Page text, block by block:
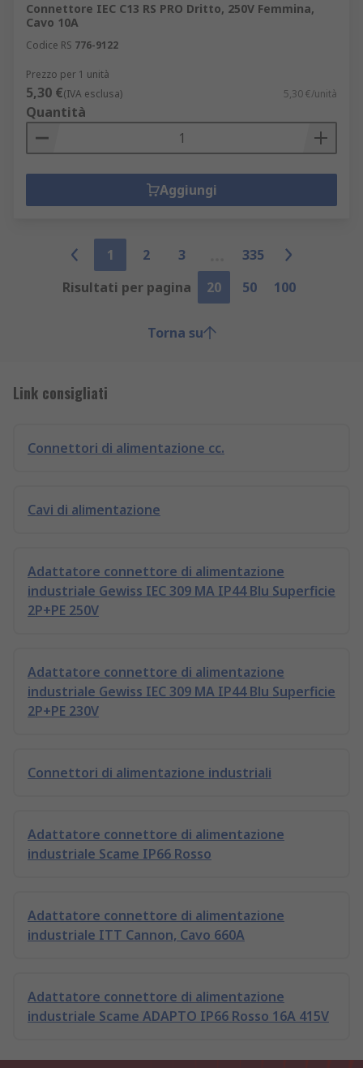
Connettore IEC C13 RS PRO Dritto, 250V Femmina,
Cavo 10A
Codice RS 776-9122
Prezzo per 1 unità
5,30 €(IVA esclusa) 5,30 €/unità
Quantità
Aggiungi
1 2 3
335
Risultati per pagina
20 50 100
Torna su
Link consigliati
Connettori di alimentazione cc.
Cavi di alimentazione
Adattatore connettore di alimentazione
industriale Gewiss IEC 309 MA IP44 Blu Superficie
2P+PE 250V
Adattatore connettore di alimentazione
industriale Gewiss IEC 309 MA IP44 Blu Superficie
2P+PE 230V
Connettori di alimentazione industriali
Adattatore connettore di alimentazione
industriale Scame IP66 Rosso
Adattatore connettore di alimentazione
industriale ITT Cannon, Cavo 660A
Adattatore connettore di alimentazione
industriale Scame ADAPTO IP66 Rosso 16A 415V